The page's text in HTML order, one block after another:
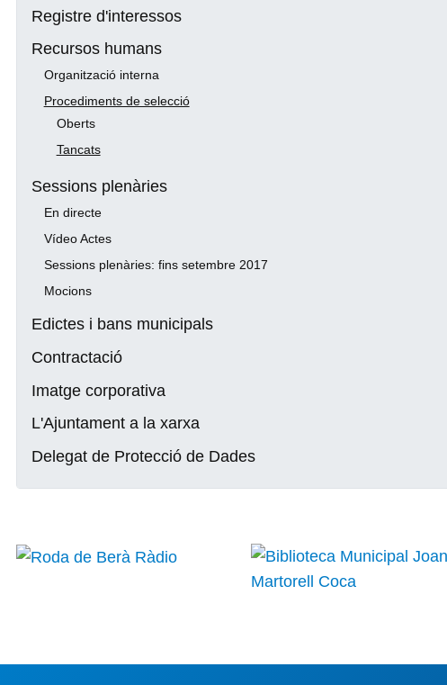
Registre d'interessos
Recursos humans
Organització interna
Procediments de selecció
Oberts
Tancats
Sessions plenàries
En directe
Vídeo Actes
Sessions plenàries: fins setembre 2017
Mocions
Edictes i bans municipals
Contractació
Imatge corporativa
L'Ajuntament a la xarxa
Delegat de Protecció de Dades